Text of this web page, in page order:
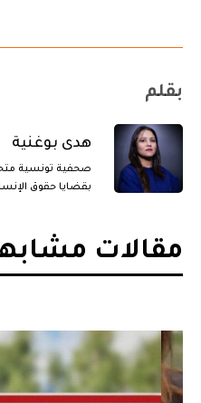
بقلم
هدى بوغنية
صحفية تونسية
بقضايا حقوق
مقالات